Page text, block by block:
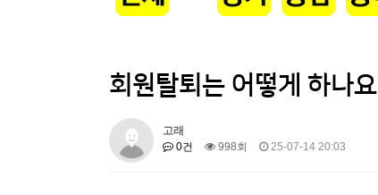
회원탈퇴는 어떻게 하나요
고래
0건
998회 25-07-14 20:03